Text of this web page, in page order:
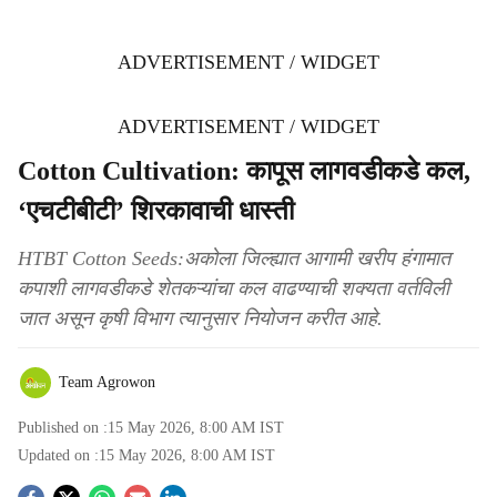
ADVERTISEMENT / WIDGET
ADVERTISEMENT / WIDGET
Cotton Cultivation: कापूस लागवडीकडे कल,
‘एचटीबीटी’ शिरकावाची धास्ती
HTBT Cotton Seeds:अकोला जिल्ह्यात आगामी खरीप हंगामात
कपाशी लागवडीकडे शेतकऱ्यांचा कल वाढण्याची शक्यता वर्तविली
जात असून कृषी विभाग त्यानुसार नियोजन करीत आहे.
Team Agrowon
Published on :15 May 2026, 8:00 AM IST
Updated on :15 May 2026, 8:00 AM IST